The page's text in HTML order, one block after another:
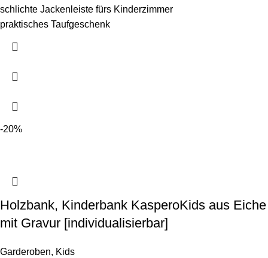
schlichte Jackenleiste fürs Kinderzimmer
praktisches Taufgeschenk
-20%
Holzbank, Kinderbank KasperoKids aus Eiche
mit Gravur [individualisierbar]
Garderoben, Kids